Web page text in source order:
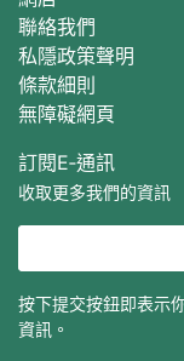
聯絡我們
私隱政策聲明
條款細則
無障礙網頁
訂閱E‐通訊
收取更多我們的資訊
按下提交按鈕即表示
資訊。